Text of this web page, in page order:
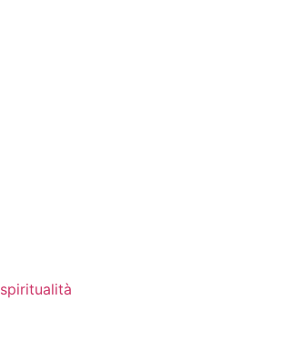
spiritualità